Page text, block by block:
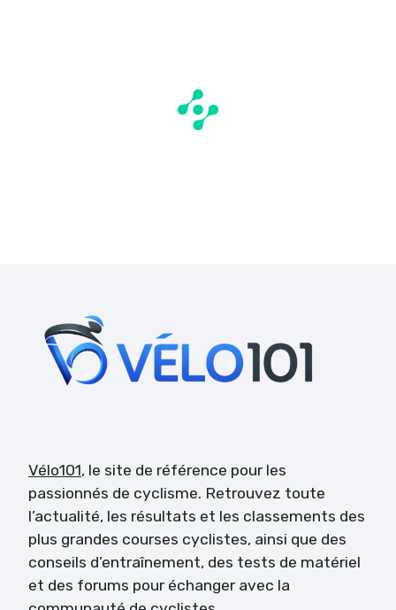
Vélo101, le site de référence pour les
passionnés de cyclisme. Retrouvez toute
l’actualité, les résultats et les classements des
plus grandes courses cyclistes, ainsi que des
conseils d’entraînement, des tests de matériel
et des forums pour échanger avec la